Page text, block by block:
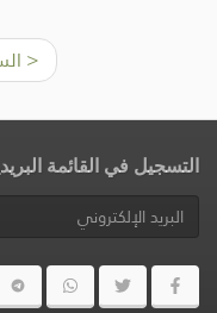
<
التسجيل في القائمة